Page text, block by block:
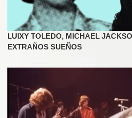
LUIXY TOLEDO, MICHAEL
EXTRAÑOS SUEÑOS